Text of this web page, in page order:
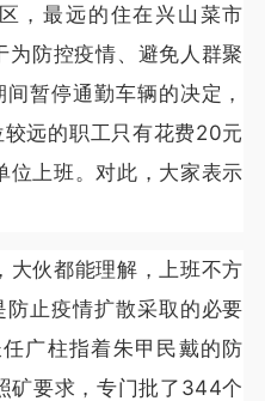
，最远的住在兴山菜市
防控疫情、避免人群聚
暂停通勤车辆的决定，
远的职工只有花费20元
上班。对此，大家表示
大伙都能理解，上班不方
止疫情扩散采取的必要
广柱指着朱甲民戴的防
矿要求，专门批了344个